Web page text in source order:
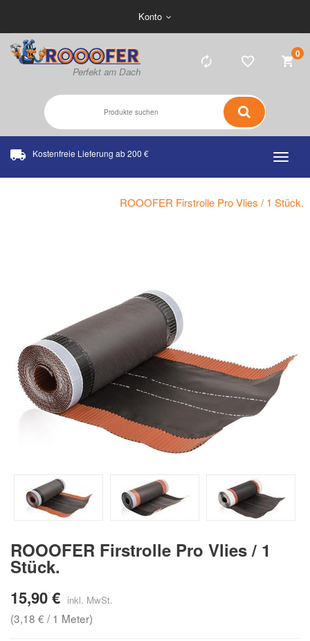
Konto
Kostenfreie Lieferung ab 200 €
0
ROOOFER Firstrolle Pro Vlies / 1 Stück.
ROOOFER Firstrolle Pro Vlies / 1
Stück.
15,90 €
(3,18 € / 1 Meter)